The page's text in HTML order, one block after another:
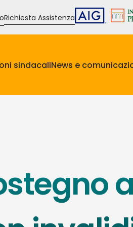
Richiesta Assistenza
sindacaliNews e